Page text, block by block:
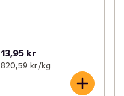
13,95 kr
820,59 kr /kg